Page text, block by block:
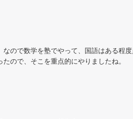
ので数学を塾でやって、国語はある程
ので、そこを重点的にやりましたね。